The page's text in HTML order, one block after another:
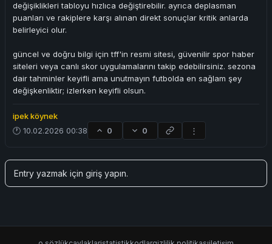
değişiklikleri tabloyu hızlıca değiştirebilir. ayrıca deplasman
puanları ve rakiplere karşı alınan direkt sonuçlar kritik anlarda
belirleyici olur.
güncel ve doğru bilgi için tff'in resmi sitesi, güvenilir spor haber
siteleri veya canlı skor uygulamalarını takip edebilirsiniz. sezona
dair tahminler keyifli ama unutmayın futbolda en sağlam şey
değişkenliktir; izlerken keyifli olsun.
ipek köynek
🕐 10.02.2026 00:38
0 0 ⋮
Entry yazmak için giriş yapın.